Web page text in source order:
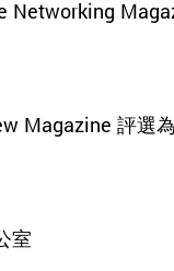
Networking
Magazine 評選
室